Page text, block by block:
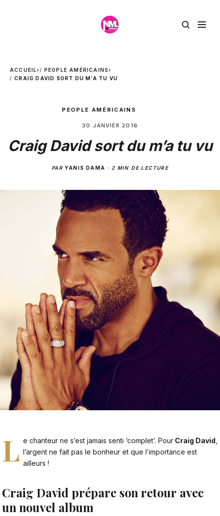
ACCUEIL› PEOPLE AMÉRICAINS›
CRAIG DAVID SORT DU M’A TU VU
PEOPLE AMÉRICAINS
30 JANVIER 2016
Craig David sort du m’a tu vu
PARYANIS DAMA · 2 MIN DE LECTURE
L e chanteur ne s’est jamais senti ‘complet’. Pour Craig David
l’argent ne fait pas le bonheur et que l’importance est
ailleurs !
Craig David prépare son retour avec
un nouvel album